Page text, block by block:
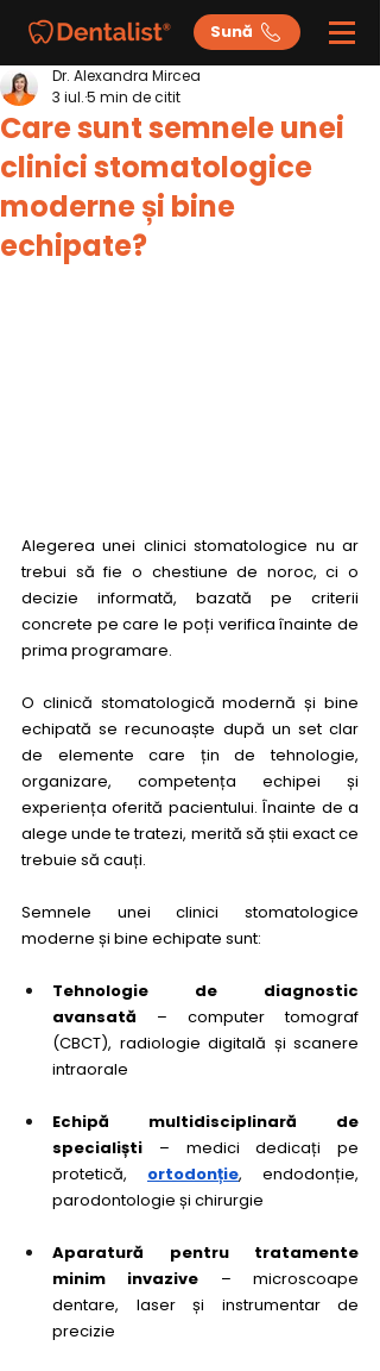
Sună
Care sunt semnele unei
clinici stomatologice
moderne și bine
echipate?
Dr. Alexandra Mircea
3 iul.5 min de citit
Alegerea unei clinici stomatologice nu ar
trebui să fie o chestiune de noroc, ci o
decizie informată, bazată pe criterii
concrete pe care le poți verifica înainte de
prima programare.
O clinică stomatologică modernă și bine
echipată se recunoaște după un set clar
de elemente care țin de tehnologie,
organizare, competența echipei și
experiența oferită pacientului. Înainte de a
alege unde te tratezi, merită să știi exact ce
trebuie să cauți.
Semnele unei clinici stomatologice
moderne și bine echipate sunt:
Tehnologie de diagnostic
avansată – computer tomograf
(CBCT), radiologie digitală și scanere
intraorale
Echipă multidisciplinară de
specialiști – medici dedicați pe
protetică, ortodonție, endodonție,
parodontologie și chirurgie
Aparatură pentru tratamente
minim invazive – microscoape
dentare, laser și instrumentar de
precizie